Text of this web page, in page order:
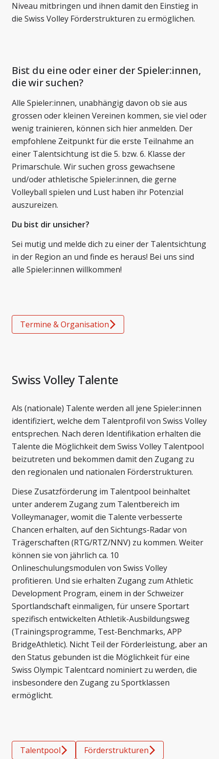
Niveau mitbringen und ihnen damit den Einstieg in
die Swiss Volley Förderstrukturen zu ermöglichen.
Bist du eine oder einer der Spieler:innen,
die wir suchen?
Alle Spieler:innen, unabhängig davon ob sie aus
grossen oder kleinen Vereinen kommen, sie viel oder
wenig trainieren, können sich hier anmelden. Der
empfohlene Zeitpunkt für die erste Teilnahme an
einer Talentsichtung ist die 5. bzw. 6. Klasse der
Primarschule. Wir suchen gross gewachsene
und/oder athletische Spieler:innen, die gerne
Volleyball spielen und Lust haben ihr Potenzial
auszureizen.
Du bist dir unsicher?
Sei mutig und melde dich zu einer der Talentsichtung
in der Region an und finde es heraus! Bei uns sind
alle Spieler:innen willkommen!
Termine & Organisation
Swiss Volley Talente
Als (nationale) Talente werden all jene Spieler:innen
identifiziert, welche dem Talentprofil von Swiss Volley
entsprechen. Nach deren Identifikation erhalten die
Talente die Möglichkeit dem Swiss Volley Talentpool
beizutreten und bekommen damit den Zugang zu
den regionalen und nationalen Förderstrukturen.
Diese Zusatzförderung im Talentpool beinhaltet
unter anderem Zugang zum Talentbereich im
Volleymanager, womit die Talente verbesserte
Chancen erhalten, auf den Sichtungs-Radar von
Trägerschaften (RTG/RTZ/NNV) zu kommen. Weiter
können sie von jährlich ca. 10
Onlineschulungsmodulen von Swiss Volley
profitieren. Und sie erhalten Zugang zum Athletic
Development Program, einem in der Schweizer
Sportlandschaft einmaligen, für unsere Sportart
spezifisch entwickelten Athletik-Ausbildungsweg
(Trainingsprogramme, Test-Benchmarks, APP
BridgeAthletic). Nicht Teil der Förderleistung, aber an
den Status gebunden ist die Möglichkeit für eine
Swiss Olympic Talentcard nominiert zu werden, die
insbesondere den Zugang zu Sportklassen
ermöglicht.
Talentpool Förderstrukturen